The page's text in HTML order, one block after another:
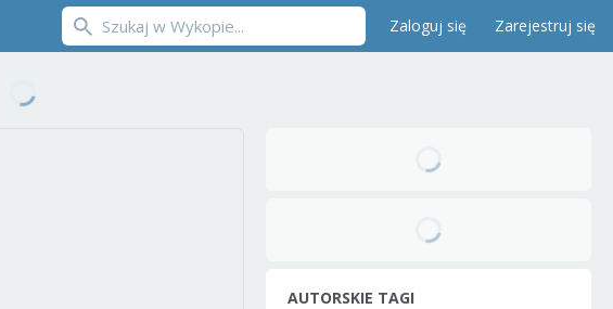
Zaloguj się Zarejestruj się
AUTORSKIE TAGI